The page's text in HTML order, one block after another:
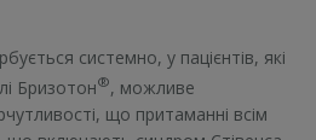
системно, у пацієнтів, які
Бризотон®, можливе
що притаманні всім